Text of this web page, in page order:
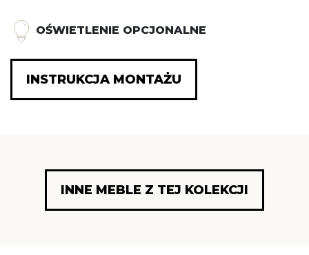
OŚWIETLENIE OPCJONALNE
INSTRUKCJA MONTAŻU
INNE MEBLE Z TEJ KOLEKCJI